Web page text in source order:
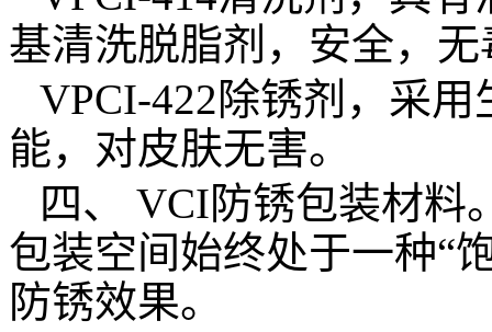
基清洗脱脂剂，安全，
VPCI-422除锈剂，采
能，对皮肤无害。
四、
VCI防锈包装材料
包装空间始终处于一种“
防锈效果。